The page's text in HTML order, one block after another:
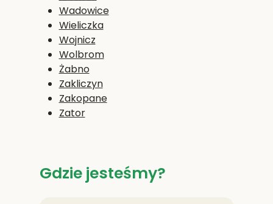
Gdzie jesteśmy?
Wadowice
Wieliczka
Wojnicz
Wolbrom
Żabno
Zakliczyn
Zakopane
Zator